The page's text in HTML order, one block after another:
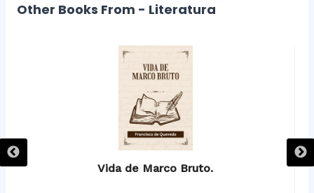
Other Books From - Literatura
Vida de Marco Bruto.